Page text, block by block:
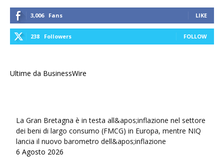
3,006 Fans LIKE
238 Followers FOLLOW
Ultime da BusinessWire
La Gran Bretagna è in testa all&apos;inflazione nel settore
dei beni di largo consumo (FMCG) in Europa, mentre NIQ
lancia il nuovo barometro dell&apos;inflazione
6 Agosto 2026